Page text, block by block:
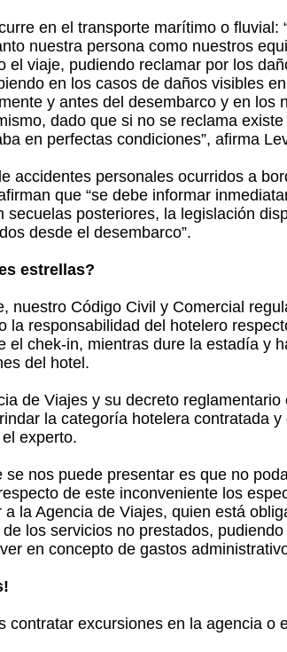
en el transporte marítimo o fluvial:
nuestra persona como nuestros
el viaje, pudiendo reclamar por los
en los casos de daños visibles
y antes del desembarco y en los
dado que si no se reclama
en perfectas condiciones”, afirma
accidentes personales ocurridos a
que “se debe informar
secuelas posteriores, la legislación
desde el desembarco”.
estrellas?
nuestro Código Civil y Comercial
la responsabilidad del hotelero
el chek-in, mientras dure la estadía y
del hotel.
de Viajes y su decreto
la categoría hotelera contratada
experto.
nos puede presentar es que no
de este inconveniente los
a la Agencia de Viajes, quien está
los servicios no prestados,
en concepto de gastos
contratar excursiones en la agencia o